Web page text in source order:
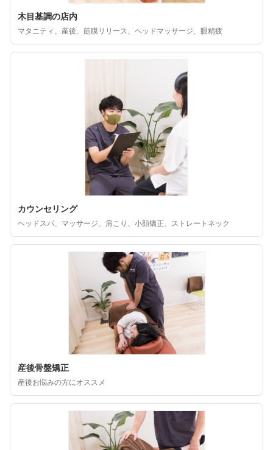
木目基調の店内
マタニティ、産後、筋膜リリース、ヘッドマッサージ、眼精疲
カウンセリング
ヘッドスパ、マッサージ、肩こり、小顔矯正、ストレートネック
産後骨盤矯正
産後お悩みの方にオススメ